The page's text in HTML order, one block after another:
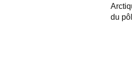
du